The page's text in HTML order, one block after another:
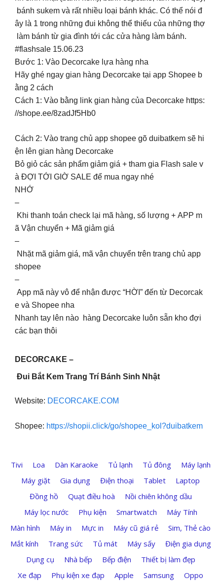
bánh sukem và rất nhiều loại bánh khác. Có thể nói đ
ây là 1 trong những đui không thể thiếu của những thợ
làm bánh từ gia đình tới các cửa hàng làm bánh.
#flashsale 15.06.23
Bước 1: Vào Decorcake lựa hàng nha
Hãy ghé ngay gian hàng Decorcake tại app Shopee b
ằng 2 cách
Cách 1: Vào bằng link gian hàng của Decorcake https:
//shope.ee/8zadJf5Hb0
Cách 2: Vào trang chủ app shopee gõ duibatkem sẽ hi
ện lên gian hàng Decorcake
Bỏ giỏ các sản phẩm giảm giá + tham gia Flash sale v
à ĐỢI TỚI GIỜ SALE để mua ngay nhé
NHỚ
–
Khi thanh toán check lại mã hàng, số lượng + APP m
ã Vận chuyển + Mã giảm giá
–
Nhặt mã giảm giá, mã vận chuyển trên trang chủ app
shopee
–
App mã này vô để nhận được “HỜI” đến từ Decorcak
e và Shopee nha
Nhanh tay lên nào hàng Decorcake luôn sẵn kho đợi
các bạn thôi
DECORCAKE –
Đui Bắt Kem Trang Trí Bánh Sinh Nhật
Website: DECORCAKE.COM
Shopee: https://shopii.click/go/shopee_kol?duibatkem
Tivi Loa Dàn Karaoke Tủ lạnh Tủ đông
Máy lạnh
Máy giặt
Gia dụng Điện thoại Tablet
Laptop
Đồng hồ
Quạt điều hoà
Nồi chiên không dầu
Máy lọc nước
Phụ kiện Smartwatch
Máy Tính
Màn hình
Máy in Mực in Máy cũ giá rẻ
Sim, Thẻ cào
Mắt kính
Trang sức Tủ mát Máy sấy
Điện gia dụng
Dụng cụ
Nhà bếp Bếp điện
Thiết bị làm đẹp
Xe đạp
Phụ kiện xe đạp Apple Samsung Oppo